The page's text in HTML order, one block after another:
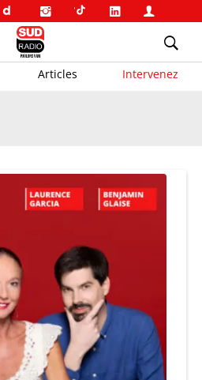
Articles Intervenez